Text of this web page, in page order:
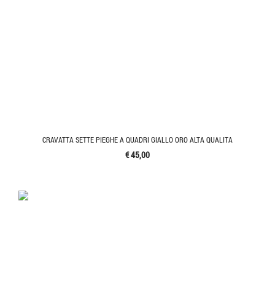
CRAVATTA SETTE PIEGHE A QUADRI GIALLO ORO ALTA QUALITA
€ 45,00